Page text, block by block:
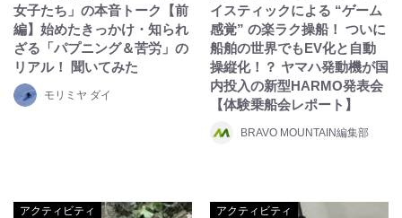
女子たち」の本音トーク【前
編】始めたきっかけ・知られ
ざる「パプニング＆苦労」の
リアル！ 聞いてみた
モリミヤ ダイ
イスティックによる “ゲーム
感覚” の楽ラク操船！ ついに
船舶の世界でもEV化と自動
操縦化！？ ヤマハ発動機が国
内投入の新型HARMO発表会
【体験乗船会レポート】
BRAVO MOUNTAIN編集部
アクティビティ アクティビティ